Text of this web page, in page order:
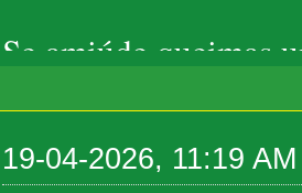
Se amiúde queimas
Eros, ela foge –
19-04-2026, 11:19 AM